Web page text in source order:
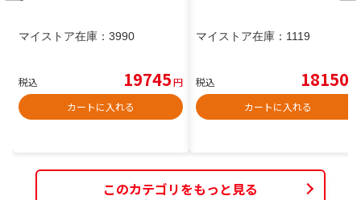
マイストア在庫： 3990
税込 19745円
カートに入れる
マイストア在庫： 1119
税込 18150
カートに入れる
このカテゴリをもっと見る